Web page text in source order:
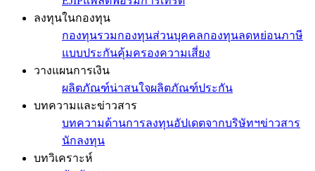
ลงทุนในกองทุน
กองทุนรวมกองทุนส่วนบุคคลกองทุนลดหย่อนภาษี
แบบประกันคุ้มครองความเสี่ยง
วางแผนการเงิน
ผลิตภัณฑ์น่าสนใจผลิตภัณฑ์ประกัน
บทความและข่าวสาร
บทความด้านการลงทุนอัปเดตจากบริษัทฯข่าวสาร
นักลงทุน
บทวิเคราะห์